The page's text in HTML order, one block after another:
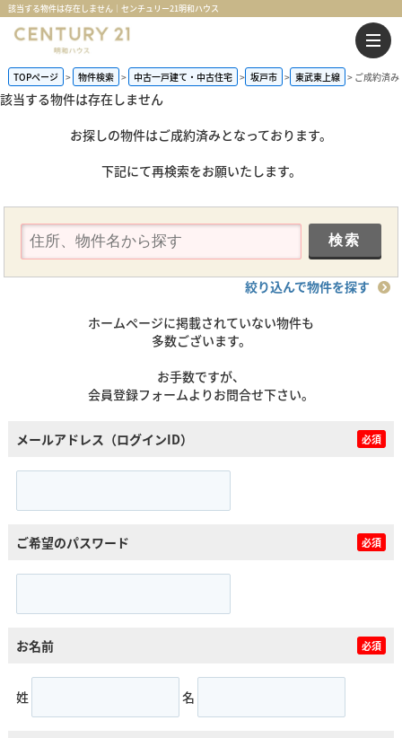
該当する物件は存在しません｜センチュリー21明和ハウス
TOPページ 物件検索 中古一戸建て・中古住宅 坂戸市 東武東上線 ご成約済み
該当する物件は存在しません
お探しの物件はご成約済みとなっております。
下記にて再検索をお願いたします。
絞り込んで物件を探す
ホームページに掲載されていない物件も
多数ございます。
お手数ですが、
会員登録フォームよりお問合せ下さい。
メールアドレス（ログインID） 必須
ご希望のパスワード 必須
お名前 必須
姓 名